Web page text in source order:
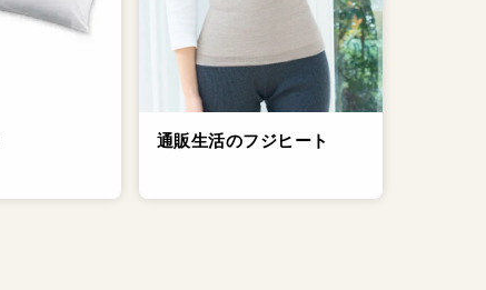
通販生活のフジヒート